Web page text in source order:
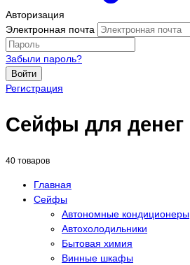
Авторизация
Электронная почта
Забыли пароль?
Войти
Регистрация
Сейфы для денег
40 товаров
Главная
Сейфы
Автономные кондиционеры
Автохолодильники
Бытовая химия
Винные шкафы